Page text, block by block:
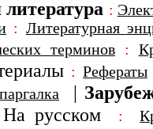
:
: Литературная
терминов:
: Рефераты
|
На русском :